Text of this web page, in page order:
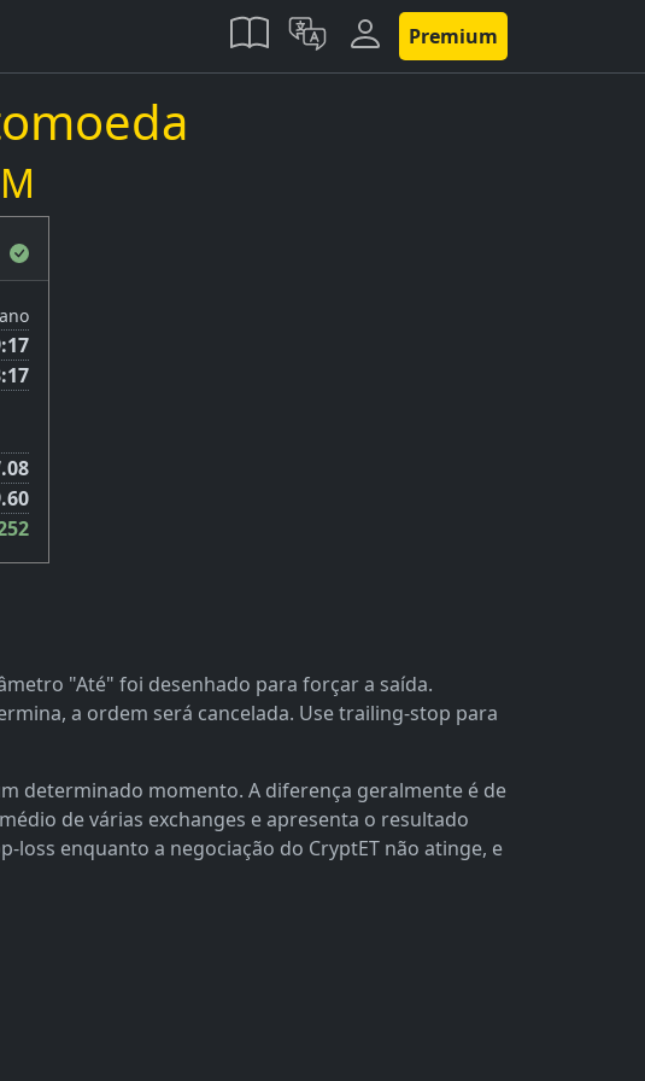
Premium
"Até" foi desenhado para forçar a saída.
a ordem será cancelada. Use trailing-stop para
determinado momento. A diferença geralmente é de
de várias exchanges e apresenta o resultado
enquanto a negociação do CryptET não atinge, e